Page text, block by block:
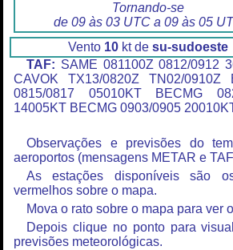
Tornando-se
de 09 às 03 UTC a 09 às 05
Vento 10 kt de su-sudoeste
TAF: SAME 081100Z 0812/0912
CAVOK TX13/0820Z TN02/0910Z
0815/0817 05010KT BECMG
14005KT BECMG 0903/0905
Observações e previsões do
aeroportos (mensagens METAR e
As estações disponíveis são
vermelhos sobre o mapa.
Mova o rato sobre o mapa para ver
Depois clique no ponto para
previsões meteorológicas.